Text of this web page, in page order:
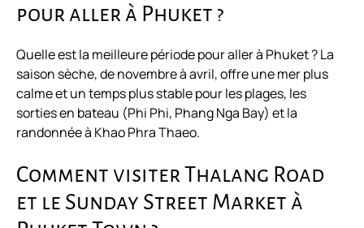
pour aller à Phuket ?
Quelle est la meilleure période pour aller à Phuket ? La
saison sèche, de novembre à avril, offre une mer plus
calme et un temps plus stable pour les plages, les
sorties en bateau (Phi Phi, Phang Nga Bay) et la
randonnée à Khao Phra Thaeo.
Comment visiter Thalang Road
et le Sunday Street Market à